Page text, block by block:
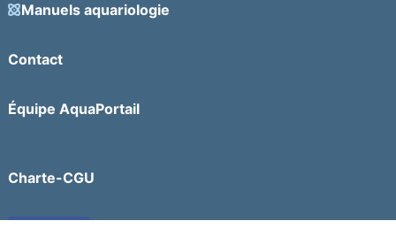
Manuels aquariologie
Contact
Équipe AquaPortail
Charte-CGU